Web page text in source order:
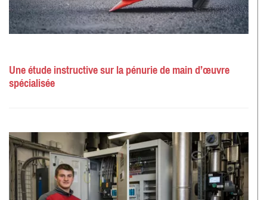
Une étude instructive sur la pénurie de main d’œuvre
spécialisée